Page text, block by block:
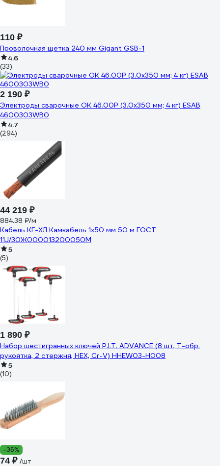
110 ₽
Проволочная щетка 240 мм Gigant GSB-1
4.6
(33)
2 190 ₽
Электроды сварочные OK 46.00P (3.0х350 мм; 4 кг) ESAB
4600303WB0
4.7
(294)
44 219 ₽
884.38 ₽/м
Кабель КГ-ХЛ Камкабель 1x50 мм 50 м ГОСТ
11J/30Ж000013200050М
5
(5)
1 890 ₽
Набор шестигранных ключей P.I.T. ADVANCE (8 шт, Т-обр.
рукоятка, 2 стержня, HEX, Cr-V) HHEW03-H008
5
(10)
-35%
74 ₽ /шт